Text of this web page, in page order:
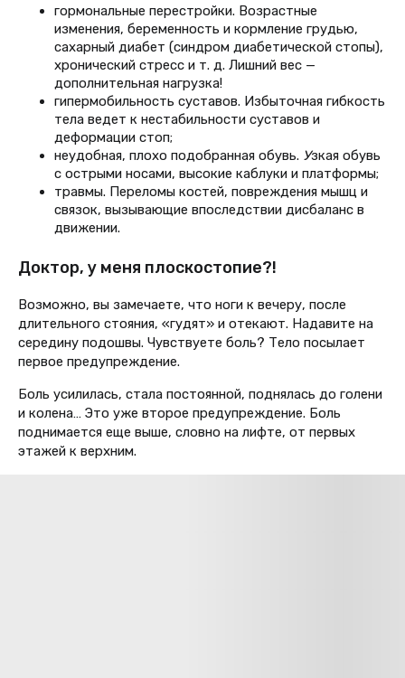
гормональные перестройки. Возрастные
изменения, беременность и кормление грудью,
сахарный диабет (синдром диабетической стопы),
хронический стресс и т. д. Лишний вес —
дополнительная нагрузка!
гипермобильность суставов. Избыточная гибкость
тела ведет к нестабильности суставов и
деформации стоп;
неудобная, плохо подобранная обувь. Узкая обувь
с острыми носами, высокие каблуки и платформы;
травмы. Переломы костей, повреждения мышц и
связок, вызывающие впоследствии дисбаланс в
движении.
Доктор, у меня плоскостопие?!
Возможно, вы замечаете, что ноги к вечеру, после
длительного стояния, «гудят» и отекают. Надавите на
середину подошвы. Чувствуете боль? Тело посылает
первое предупреждение.
Боль усилилась, стала постоянной, поднялась до голени
и колена… Это уже второе предупреждение. Боль
поднимается еще выше, словно на лифте, от первых
этажей к верхним.